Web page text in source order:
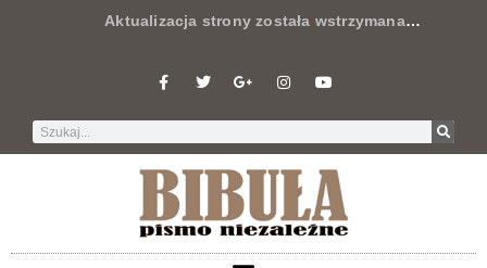
Aktualizacja strony została wstrzymana…